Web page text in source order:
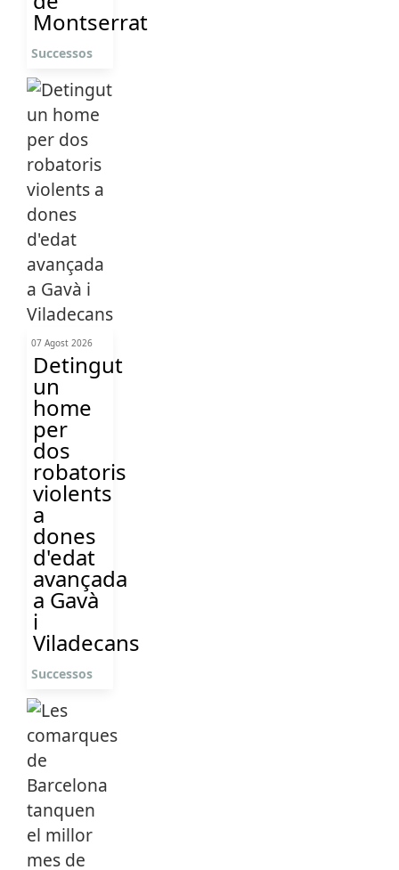
Montserrat
Successos
07 Agost 2026
Detingut
un
home
per
dos
robatoris
violents
a
dones
d'edat
avançada
a Gavà
i
Viladecans
Successos